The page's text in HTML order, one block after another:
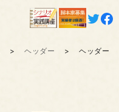
ヘッダー ヘッダー